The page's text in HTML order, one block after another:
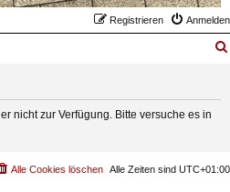
Anmelden
Registrieren
nicht zur Verfügung. Bitte versuche es in
Alle Zeiten sind UTC+01:00
Alle Cookies löschen